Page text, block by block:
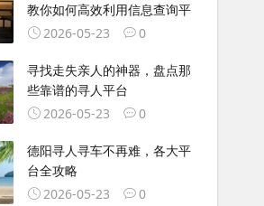
教你如何高效利用信息查询平
2026-05-23
0
寻找走失亲人的神器，盘点那
些靠谱的寻人平台
2026-05-23
0
德阳寻人寻车不再难，各大平
台全攻略
2026-05-23
0